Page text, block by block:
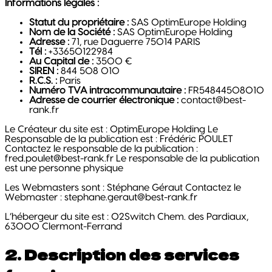
Informations légales :
Statut du propriétaire : SAS OptimEurope Holding
Nom de la Société : SAS OptimEurope Holding
Adresse : 71, rue Daguerre 75014 PARIS
Tél : +33650122984
Au Capital de : 3500 €
SIREN : 844 508 010
R.C.S. : Paris
Numéro TVA intracommunautaire : FR54844508010
Adresse de courrier électronique : contact@best-
rank.fr
Le Créateur du site est : OptimEurope Holding Le
Responsable de la publication est : Frédéric POULET
Contactez le responsable de la publication :
fred.poulet@best-rank.fr Le responsable de la publication
est une personne physique
Les Webmasters sont : Stéphane Géraut Contactez le
Webmaster : stephane.geraut@best-rank.fr
L’hébergeur du site est : O2Switch Chem. des Pardiaux,
63000 Clermont-Ferrand
2. Description des services